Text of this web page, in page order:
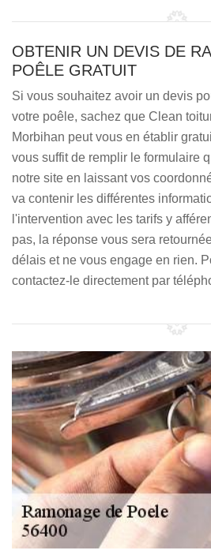
OBTENIR UN DEVIS DE
POÊLE GRATUIT
Si vous souhaitez avoir un devis
votre poêle, sachez que Clean
Morbihan peut vous en établir
vous suffit de remplir le formulaire
notre site en laissant vos
va contenir les différentes
l'intervention avec les tarifs y
pas, la réponse vous sera
délais et ne vous engage en rien.
contactez-le directement par